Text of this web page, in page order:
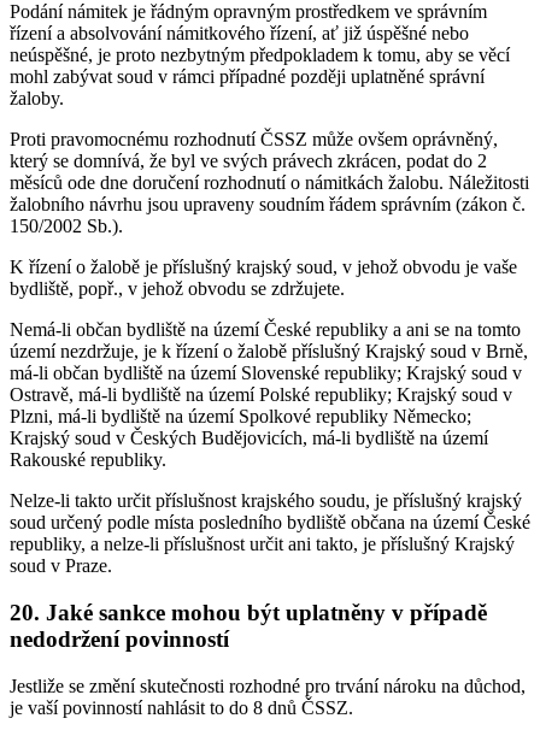
Podání námitek je řádným opravným prostředkem ve správním
řízení a absolvování námitkového řízení, ať již úspěšné nebo
neúspěšné, je proto nezbytným předpokladem k tomu, aby se věcí
mohl zabývat soud v rámci případné později uplatněné správní
žaloby.
Proti pravomocnému rozhodnutí ČSSZ může ovšem oprávněný,
který se domnívá, že byl ve svých právech zkrácen, podat do 2
měsíců ode dne doručení rozhodnutí o námitkách žalobu. Náležitosti
žalobního návrhu jsou upraveny soudním řádem správním (zákon č.
150/2002 Sb.).
K řízení o žalobě je příslušný krajský soud, v jehož obvodu je vaše
bydliště, popř., v jehož obvodu se zdržujete.
Nemá-li občan bydliště na území České republiky a ani se na tomto
území nezdržuje, je k řízení o žalobě příslušný Krajský soud v Brně,
má-li občan bydliště na území Slovenské republiky; Krajský soud v
Ostravě, má-li bydliště na území Polské republiky; Krajský soud v
Plzni, má-li bydliště na území Spolkové republiky Německo;
Krajský soud v Českých Budějovicích, má-li bydliště na území
Rakouské republiky.
Nelze-li takto určit příslušnost krajského soudu, je příslušný krajský
soud určený podle místa posledního bydliště občana na území České
republiky, a nelze-li příslušnost určit ani takto, je příslušný Krajský
soud v Praze.
20. Jaké sankce mohou být uplatněny v případě
nedodržení povinností
Jestliže se změní skutečnosti rozhodné pro trvání nároku na důchod,
je vaší povinností nahlásit to do 8 dnů ČSSZ.